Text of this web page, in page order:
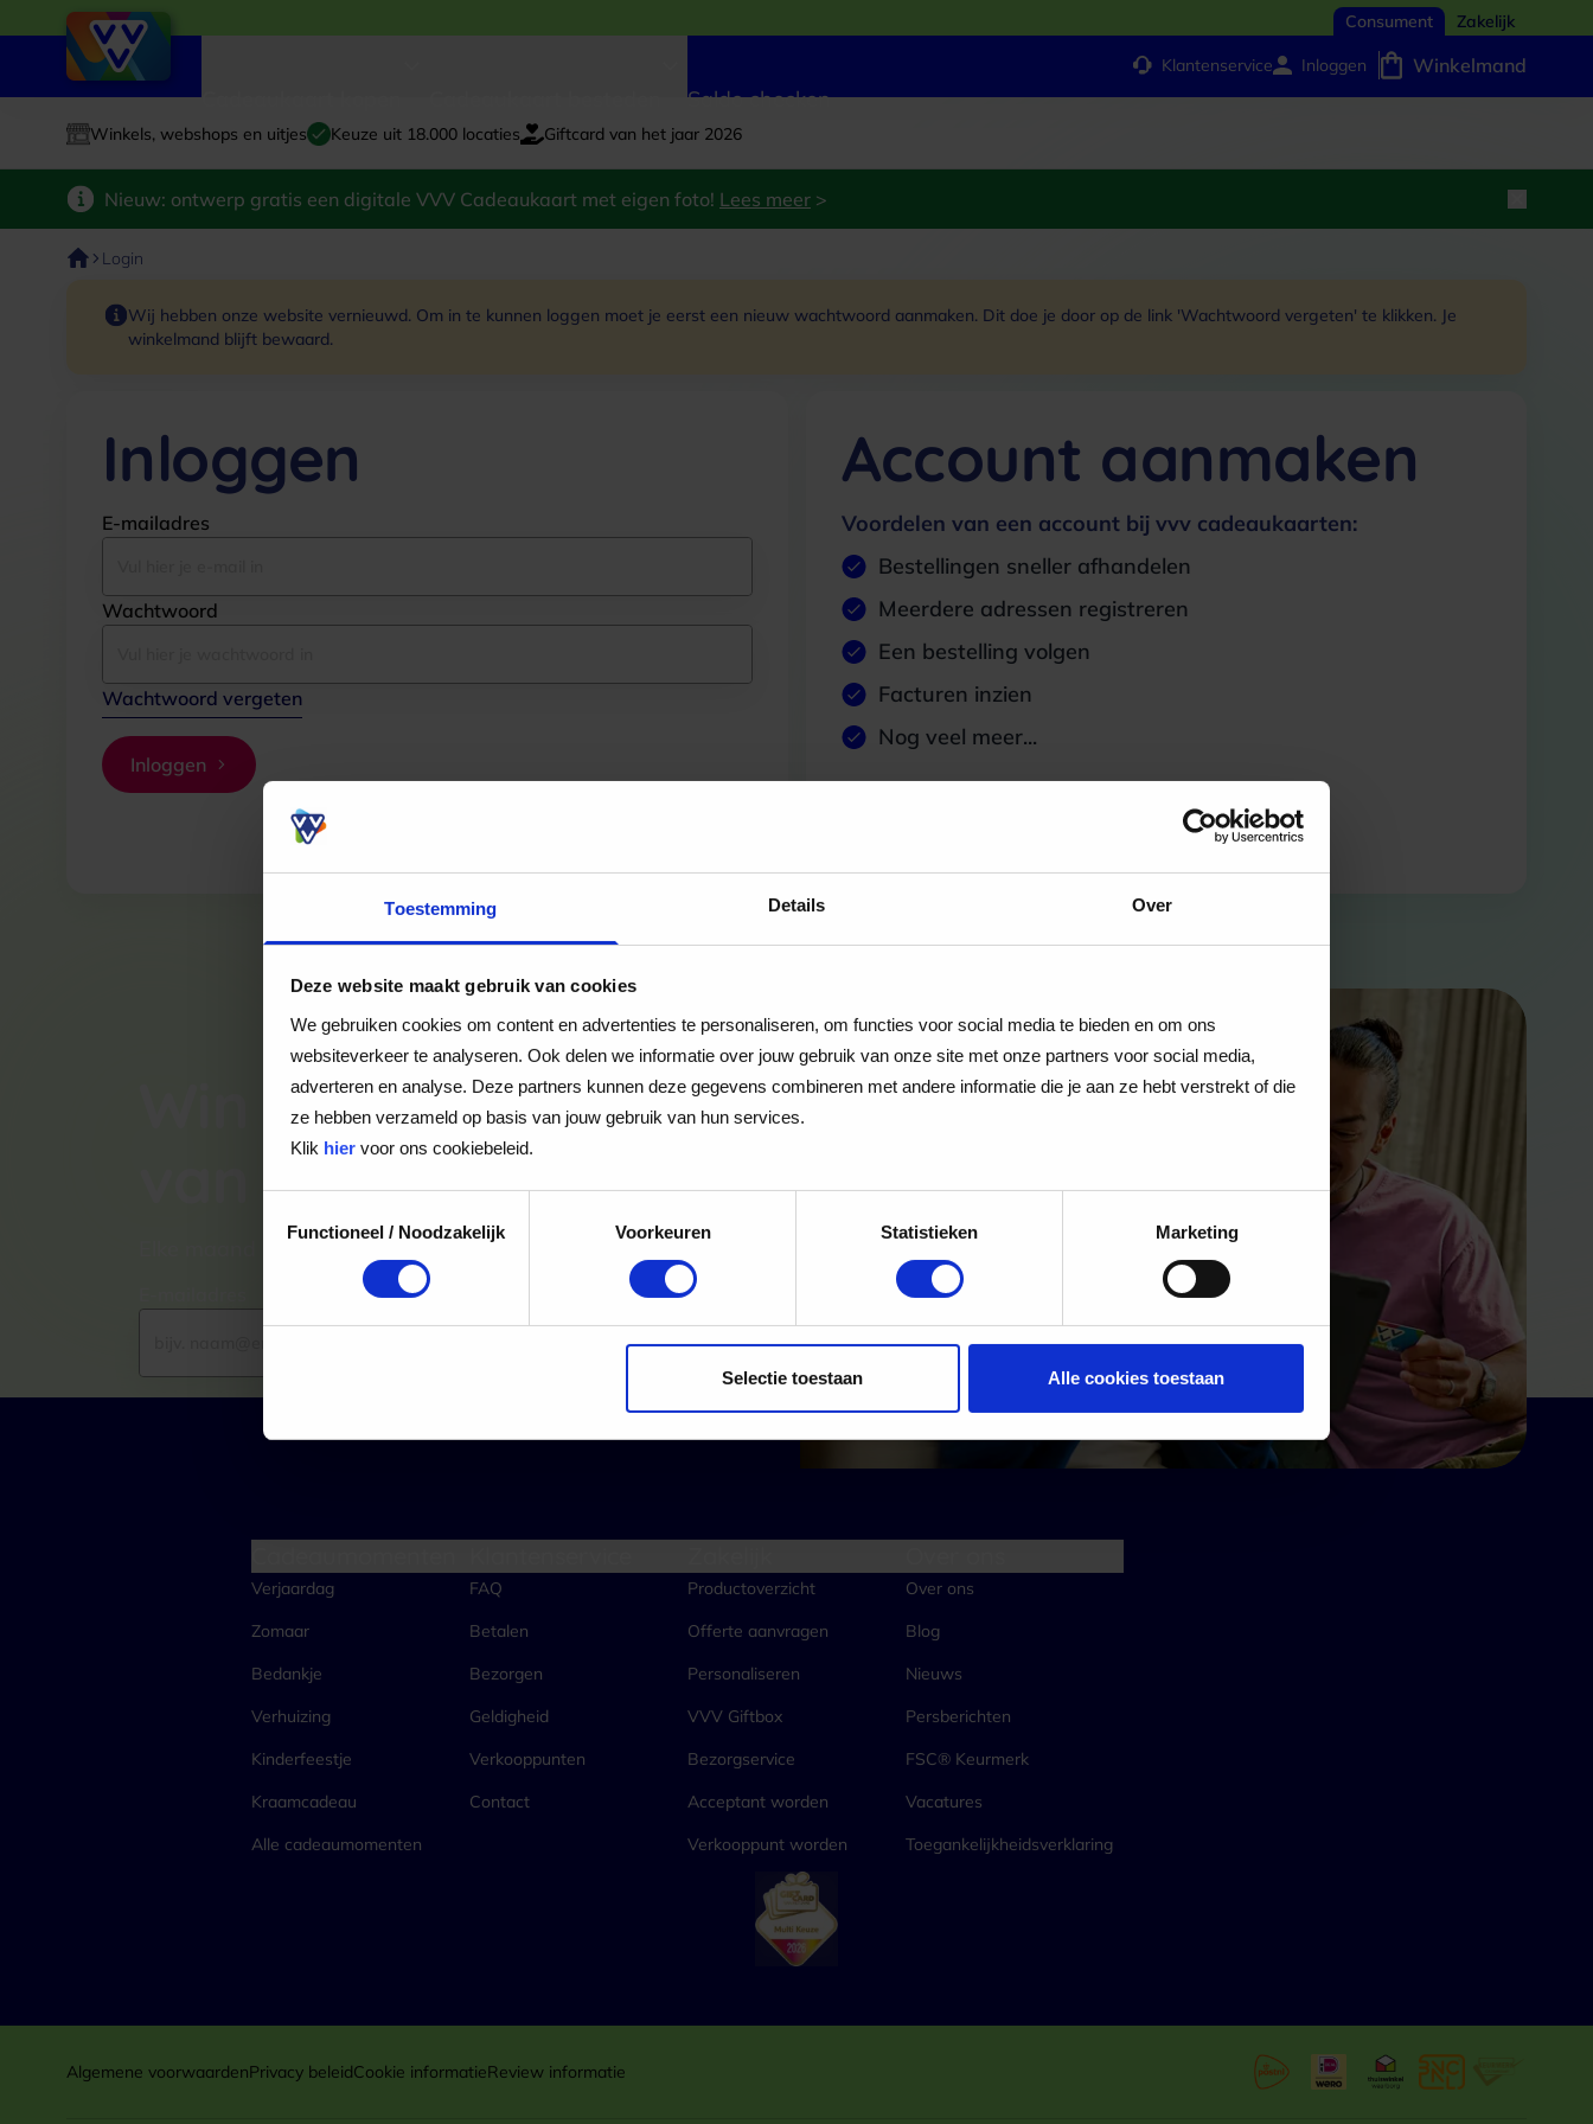
Toestemming Details Over
Deze website maakt gebruik van cookies
We gebruiken cookies om content en advertenties te personaliseren, om functies voor social media te bieden en om ons
websiteverkeer te analyseren. Ook delen we informatie over jouw gebruik van onze site met onze partners voor social media,
adverteren en analyse. Deze partners kunnen deze gegevens combineren met andere informatie die je aan ze hebt verstrekt of die
ze hebben verzameld op basis van jouw gebruik van hun services.
Klik hiervoor ons cookiebeleid.
Functioneel / Noodzakelijk
Voorkeuren Statistieken Marketing
Selectie toestaan Alle cookies toestaan
Consument Zakelijk
Saldo checken
Klantenservice Inloggen Winkelmand
Winkels, webshops en uitjes Keuze uit 18.000 locaties Giftcard van het jaar 2026
Nieuw: ontwerp gratis een digitale VVV Cadeaukaart met eigen foto! Lees meer >
Login
Wij hebben onze website vernieuwd. Om in te kunnen loggen moet je eerst een nieuw wachtwoord aanmaken. Dit doe je door op de link 'Wachtwoord vergeten' te klikken. Je
winkelmand blijft bewaard.
Inloggen
E-mailadres
Wachtwoord
Wachtwoord vergeten
Inloggen
Account aanmaken
Voordelen van een account bij vvv cadeaukaarten:
Bestellingen sneller afhandelen
Meerdere adressen registreren
Een bestelling volgen
Facturen inzien
Nog veel meer...
Win een VVV Cadeaukaart
van €100,-
Elke maand kiezen wij een winnaar uit alle nieuwe aanmeldingen voor de nieuwsbrief
Aanmelden
Verjaardag
Zomaar
Bedankje
Verhuizing
Kinderfeestje
Kraamcadeau
Alle cadeaumomenten
FAQ
Betalen
Bezorgen
Geldigheid
Verkooppunten
Contact
Productoverzicht
Offerte aanvragen
Personaliseren
VVV Giftbox
Bezorgservice
Acceptant worden
Verkooppunt worden
Over ons
Blog
Nieuws
Persberichten
FSC® Keurmerk
Vacatures
Toegankelijkheidsverklaring
Algemene voorwaardenPrivacy beleidCookie informatieReview informatie